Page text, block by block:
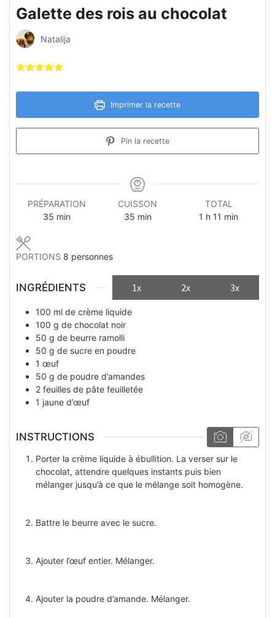
Galette des rois au chocolat
Natalija
Imprimer la recette
Pin la recette
PRÉPARATION
35minutes
min
CUISSON
35minutes
min
TOTAL
1 heure
h 11 minutes
min
PORTIONS 8 personnes
INGRÉDIENTS 1x 2x 3x
100 ml de crème liquide
100 g de chocolat noir
50 g de beurre ramolli
50 g de sucre en poudre
1 œuf
50 g de poudre d’amandes
2 feuilles de pâte feuilletée
1 jaune d’œuf
INSTRUCTIONS
Porter la crème liquide à ébullition. La verser sur le
chocolat, attendre quelques instants puis bien
mélanger jusqu’à ce que le mélange soit homogène.
Battre le beurre avec le sucre.
Ajouter l’œuf entier. Mélanger.
Ajouter la poudre d’amande. Mélanger.